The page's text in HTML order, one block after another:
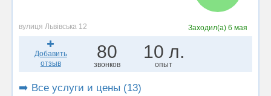
вулиця Львівська 12 Заходил(а)6 мая
Добавить
отзыв
80
звонков
10 л.
опыт
➡️ Все услуги и цены (13)